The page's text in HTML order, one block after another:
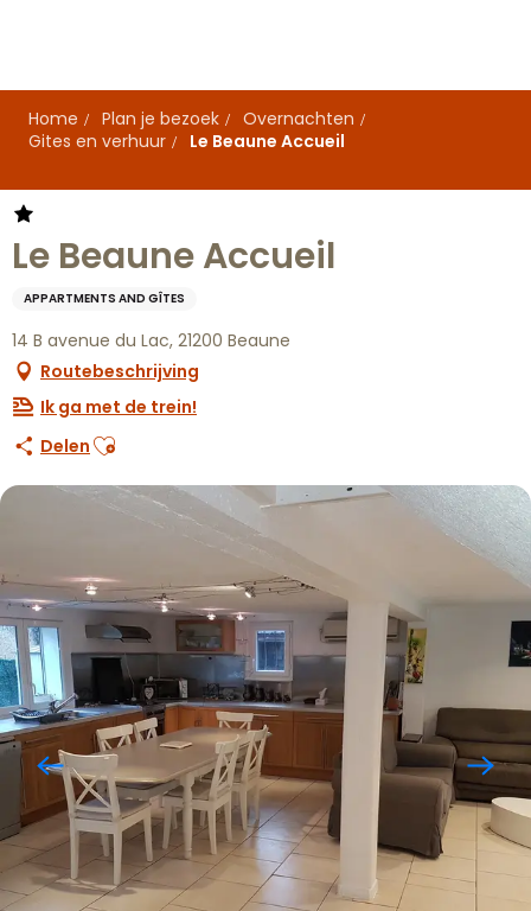
principal
Home
Plan je bezoek
Overnachten
Gites en verhuur
Le Beaune Accueil
Le Beaune Accueil
APPARTMENTS AND GÎTES
14 B avenue du Lac, 21200 Beaune
Routebeschrijving
Ik ga met de trein!
Delen Ajouter aux favoris